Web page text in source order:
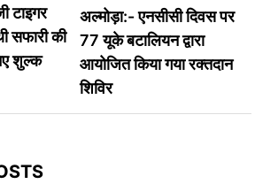
टाइगर
सफारी की
शुल्क
अल्मोड़ा:- एनसीसी दिवस पर
77 यूके बटालियन द्वारा
आयोजित किया गया रक्तदान
शिविर